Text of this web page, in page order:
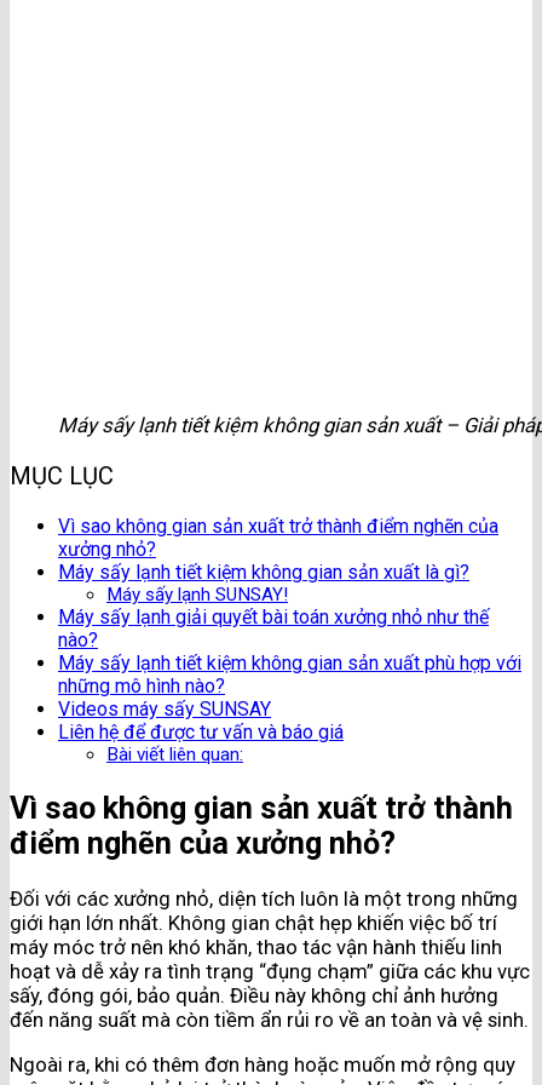
Máy sấy lạnh tiết kiệm không gian sản xuất – Giải
MỤC LỤC
Vì sao không gian sản xuất trở thành điểm nghẽn của
xưởng nhỏ?
Máy sấy lạnh tiết kiệm không gian sản xuất là gì?
Máy sấy lạnh SUNSAY!
Máy sấy lạnh giải quyết bài toán xưởng nhỏ như thế
nào?
Máy sấy lạnh tiết kiệm không gian sản xuất phù hợp với
những mô hình nào?
Videos máy sấy SUNSAY
Liên hệ để được tư vấn và báo giá
Bài viết liên quan:
Vì sao không gian sản xuất trở thành
điểm nghẽn của xưởng nhỏ?
Đối với các xưởng nhỏ, diện tích luôn là một trong những
giới hạn lớn nhất. Không gian chật hẹp khiến việc bố trí
máy móc trở nên khó khăn, thao tác vận hành thiếu linh
hoạt và dễ xảy ra tình trạng “đụng chạm” giữa các khu vực
sấy, đóng gói, bảo quản. Điều này không chỉ ảnh hưởng
đến năng suất mà còn tiềm ẩn rủi ro về an toàn và vệ sinh.
Ngoài ra, khi có thêm đơn hàng hoặc muốn mở rộng quy